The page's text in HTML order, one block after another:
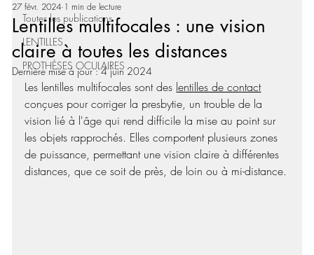
Toutes les publications
LENTILLES
PROTHÈSES OCULAIRES
Lentilles multifocales : une vision
claire à toutes les distances
27 févr. 2024 1 min de lecture
Dernière mise à jour :4 juin 2024
Les lentilles multifocales sont des lentilles de contact
conçues pour corriger la presbytie, un trouble de la
vision lié à l'âge qui rend difficile la mise au point sur
les objets rapprochés. Elles comportent plusieurs zones
de puissance, permettant une vision claire à différentes
distances, que ce soit de près, de loin ou à mi-distance.